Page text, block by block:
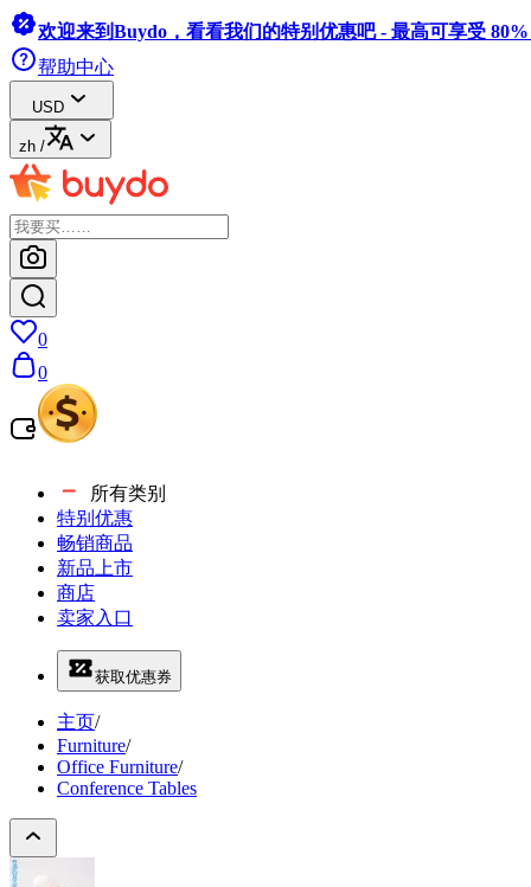
欢迎来到Buydo，看看我们的特别优惠吧 - 最高可享受
帮助中心
USD
zh /
0
0
所有类别
特别优惠
畅销商品
新品上市
商店
卖家入口
获取优惠券
主页/
Furniture/
Office Furniture/
Conference Tables